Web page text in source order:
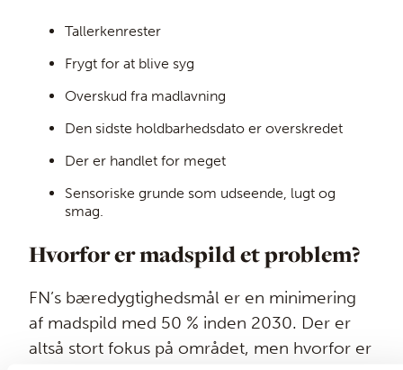
Tallerkenrester
Frygt for at blive syg
Overskud fra madlavning
Den sidste holdbarhedsdato er overskredet
Der er handlet for meget
Sensoriske grunde som udseende, lugt og
smag.
Hvorfor er madspild et problem?
FN’s bæredygtighedsmål er en minimering
af madspild med 50 % inden 2030. Der er
altså stort fokus på området, men hvorfor er